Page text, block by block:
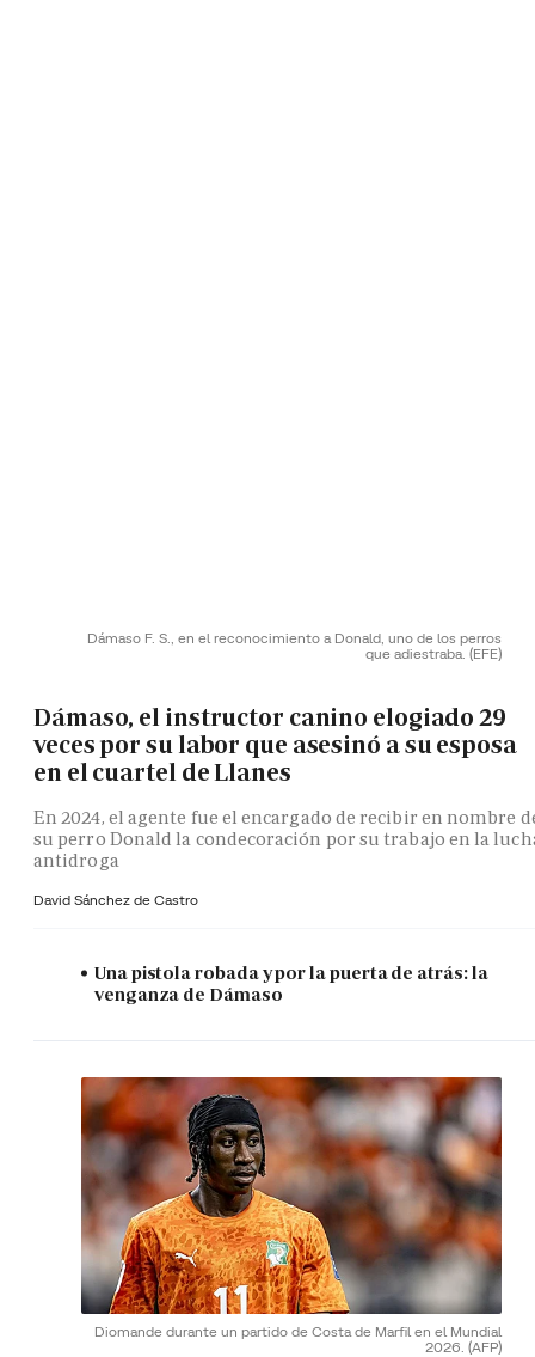
Dámaso F. S., en el reconocimiento a Donald, uno de los perros
que adiestraba. (EFE)
Dámaso, el instructor canino elogiado 29
veces por su labor que asesinó a su esposa
en el cuartel de Llanes
En 2024, el agente fue el encargado de recibir en nombre
su perro Donald la condecoración por su trabajo en la
antidroga
David Sánchez de Castro
Una pistola robada y por la puerta de atrás: la
venganza de Dámaso
Diomande durante un partido de Costa de Marfil en el Mundial
2026. (AFP)